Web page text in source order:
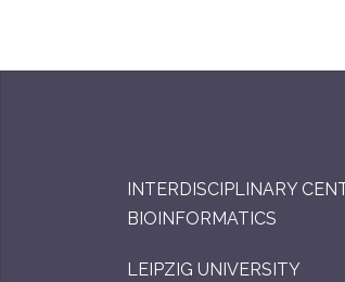
INTERDISCIPLINARY
BIOINFORMATICS
LEIPZIG UNIVERSITY